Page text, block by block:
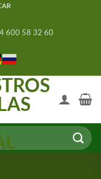
600 58 32 60